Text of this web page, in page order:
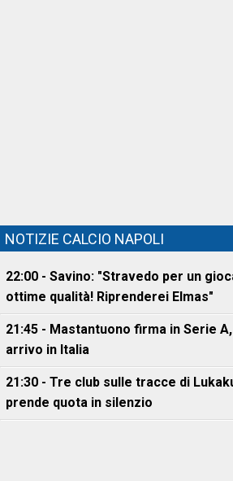
NOTIZIE CALCIO NAPOLI
22:00 - Savino: "Stravedo per un
ottime qualità! Riprenderei Elmas"
21:45 - Mastantuono firma in Serie
arrivo in Italia
21:30 - Tre club sulle tracce di
prende quota in silenzio